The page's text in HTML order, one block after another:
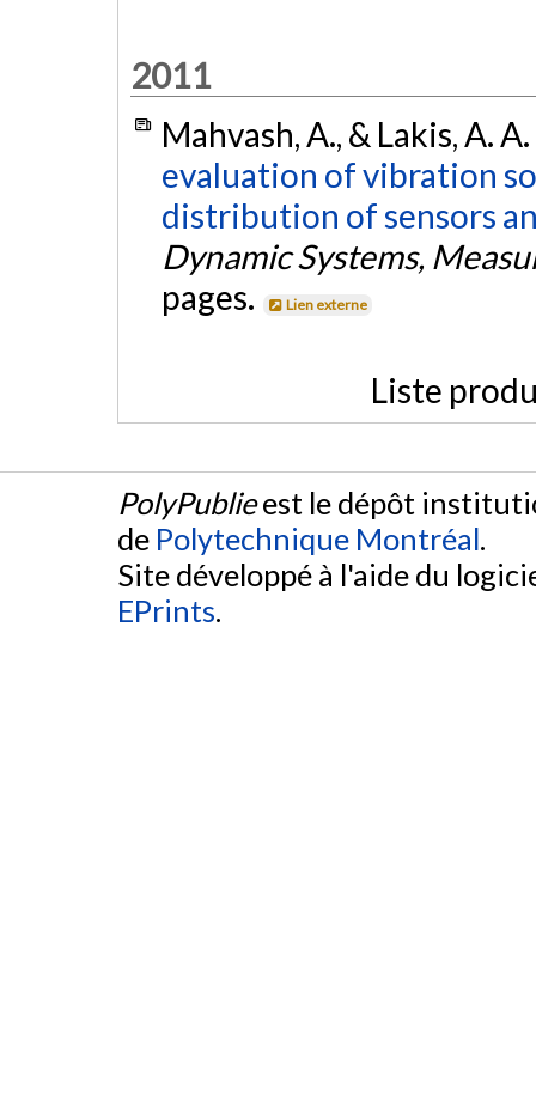
2011
Mahvash, A., & Lakis, A.
evaluation of vibration
distribution of sensors
Dynamic Systems,
pages.
Lien externe
Liste
PolyPublieest le dépôt
de Polytechnique Montréal.
Site développé à l'aide du
EPrints.